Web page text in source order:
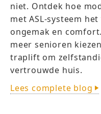
niet. Ontdek hoe
met ASL-systeem
ongemak en
meer senioren
traplift om
vertrouwde huis.
Lees complete blog